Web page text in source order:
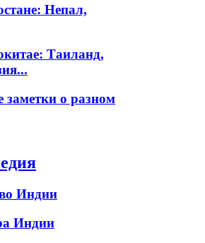
Непал,
Таиланд,
заметки о разном
Индии
Индии